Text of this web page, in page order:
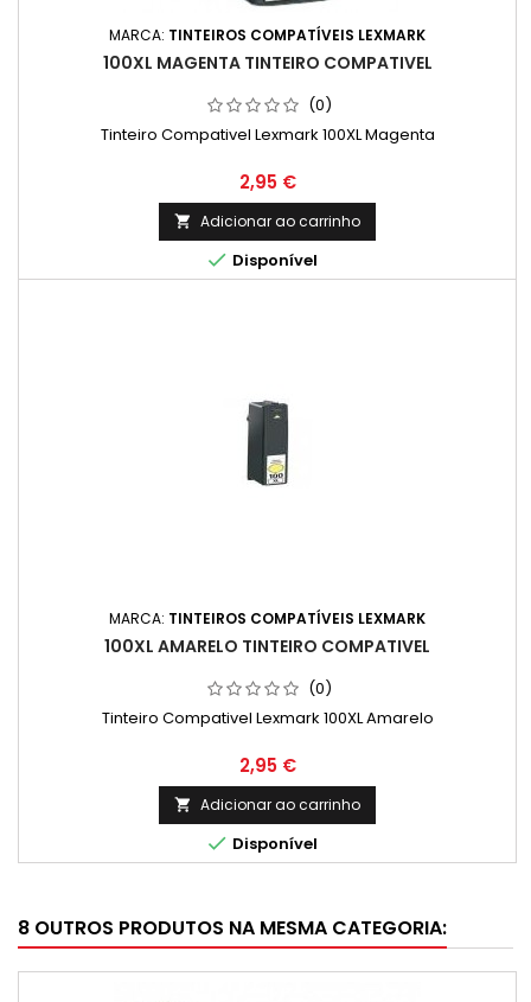
MARCA: TINTEIROS COMPATÍVEIS LEXMARK
100XL MAGENTA TINTEIRO COMPATIVEL
(0)
Tinteiro Compativel Lexmark 100XL Magenta
Preço
2,95 €
 Adicionar ao carrinho
 Disponível
MARCA: TINTEIROS COMPATÍVEIS LEXMARK
100XL AMARELO TINTEIRO COMPATIVEL
(0)
Tinteiro Compativel Lexmark 100XL Amarelo
Preço
2,95 €
 Adicionar ao carrinho
 Disponível
8 OUTROS PRODUTOS NA MESMA CATEGORIA: